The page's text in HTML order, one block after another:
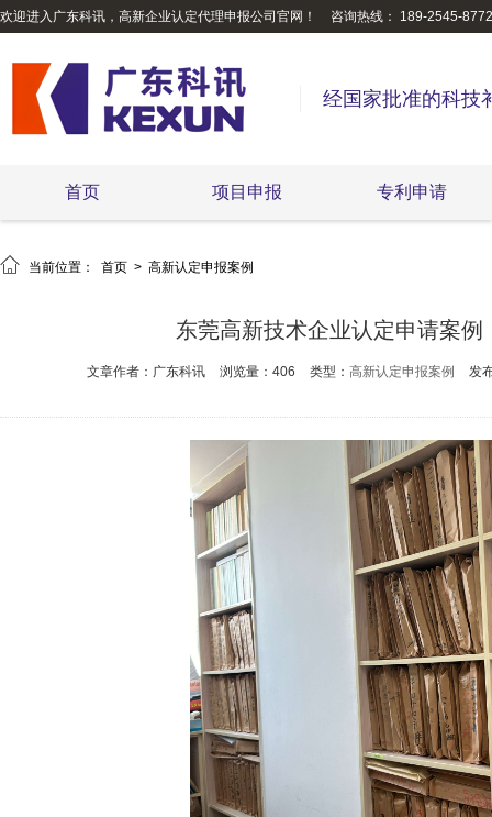
欢迎进入广东科讯，高新企业认定代理申报公司官网！ 咨询热线： 189-2545-8772
经国家批准的科技
首页 项目申报 专利申请
 当前位置： 首页 > 高新认定申报案例
东莞高新技术企业认定申请案
文章作者：广东科讯 浏览量：406 类型： 高新认定申报案例 发